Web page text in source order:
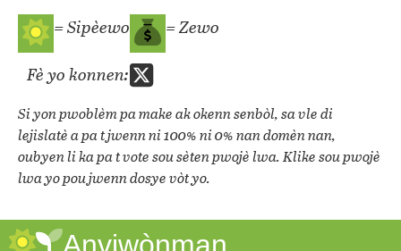
= Sipèewo
= Zewo
Fè yo konnen:
Si yon pwoblèm pa make ak okenn senbòl, sa vle di
lejislatè a pa t jwenn ni 100% ni 0% nan domèn nan,
oubyen li ka pa t vote sou sèten pwojè lwa. Klike sou pwojè
lwa yo pou jwenn dosye vòt yo.
Anviwònman